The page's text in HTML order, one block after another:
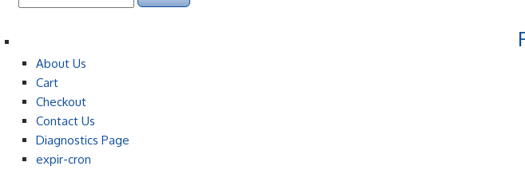
for:
About Us
Cart
Checkout
Contact Us
Diagnostics Page
expir-cron